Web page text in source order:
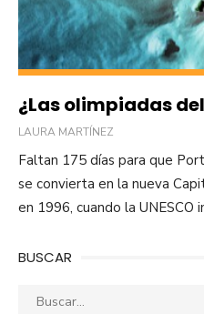
¿Las olimpiadas
LAURA MARTÍNEZ
Faltan 175 días para que
se convierta en la nueva
en 1996, cuando la UNESCO
BUSCAR
Buscar: